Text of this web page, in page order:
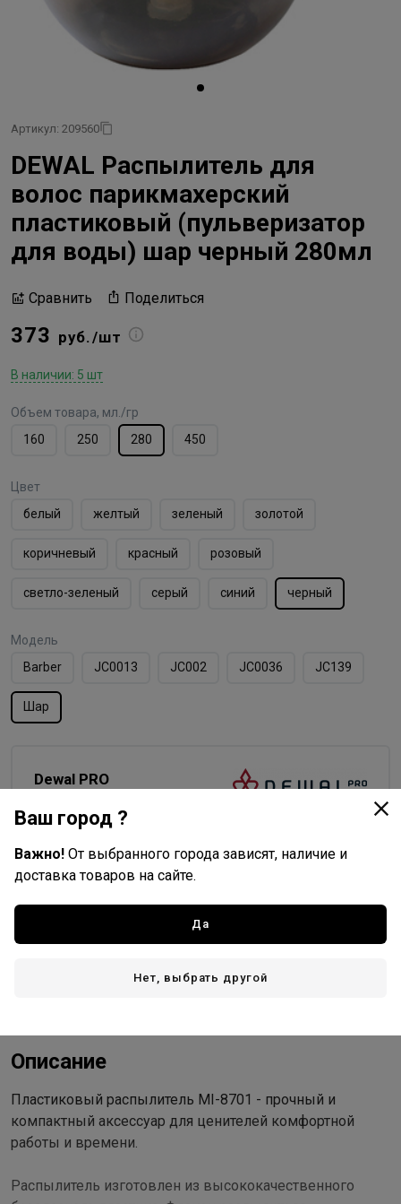
Артикул: 209560
DEWAL Распылитель для
волос парикмахерский
пластиковый (пульверизатор
для воды) шар черный 280мл
Сравнить Поделиться
373 руб./шт
В наличии: 5 шт
Объем товара, мл./гр
160
250 280 450
Цвет
белый
желтый зеленый золотой
коричневый красный розовый
светло-зеленый серый синий черный
Модель
Barber
JC0013 JC002 JC0036 JC139
Шар
Dewal PRO
Германия - страна бренда
Китай - страна производства
Доставка
Стоимость и способы доставки будут доступны при
Описание
Пластиковый распылитель MI-8701 - прочный и
компактный аксессуар для ценителей комфортной
работы и времени.
Распылитель изготовлен из высококачественного
Ваш город ?
Важно! От выбранного города зависят, наличие и
доставка товаров на сайте.
Да
Нет, выбрать другой